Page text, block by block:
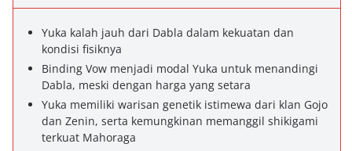
Yuka kalah jauh dari Dabla dalam kekuatan dan
kondisi fisiknya
Binding Vow menjadi modal Yuka untuk menandingi
Dabla, meski dengan harga yang setara
Yuka memiliki warisan genetik istimewa dari klan Gojo
dan Zenin, serta kemungkinan memanggil shikigami
terkuat Mahoraga